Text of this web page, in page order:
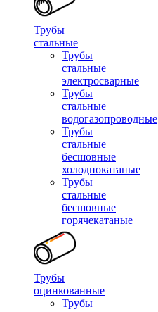
Трубы
стальные
Трубы
стальные
электросварные
Трубы
стальные
водогазопроводные
Трубы
стальные
бесшовные
холоднокатаные
Трубы
стальные
бесшовные
горячекатаные
Трубы
оцинкованные
Трубы